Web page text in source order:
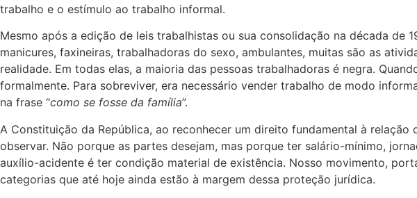
trabalho e o estímulo ao trabalho informal.
Mesmo após a edição de leis trabalhistas ou sua consolidação na década
manicures, faxineiras, trabalhadoras do sexo, ambulantes, muitas são as
realidade. Em todas elas, a maioria das pessoas trabalhadoras é negra.
formalmente. Para sobreviver, era necessário vender trabalho de modo
na frase “como se fosse da família”.
A Constituição da República, ao reconhecer um direito fundamental à
observar. Não porque as partes desejam, mas porque ter salário-mínimo,
auxílio-acidente é ter condição material de existência. Nosso movimento,
categorias que até hoje ainda estão à margem dessa proteção jurídica.